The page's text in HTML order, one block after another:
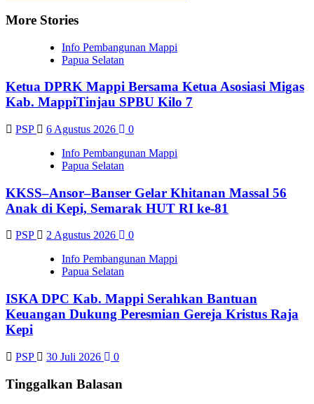
More Stories
Info Pembangunan Mappi
Papua Selatan
Ketua DPRK Mappi Bersama Ketua Asosiasi Migas
Kab. MappiTinjau SPBU Kilo 7
PSP 6 Agustus 2026
0
Info Pembangunan Mappi
Papua Selatan
KKSS–Ansor–Banser Gelar Khitanan Massal 56
Anak di Kepi, Semarak HUT RI ke-81
PSP 2 Agustus 2026
0
Info Pembangunan Mappi
Papua Selatan
ISKA DPC Kab. Mappi Serahkan Bantuan
Keuangan Dukung Peresmian Gereja Kristus Raja
Kepi
PSP 30 Juli 2026 0
Tinggalkan Balasan